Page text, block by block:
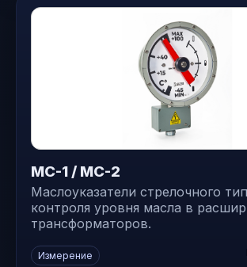
МС-1 / МС-2
Маслоуказатели стрелочного
контроля уровня масла в
трансформаторов.
Измерение